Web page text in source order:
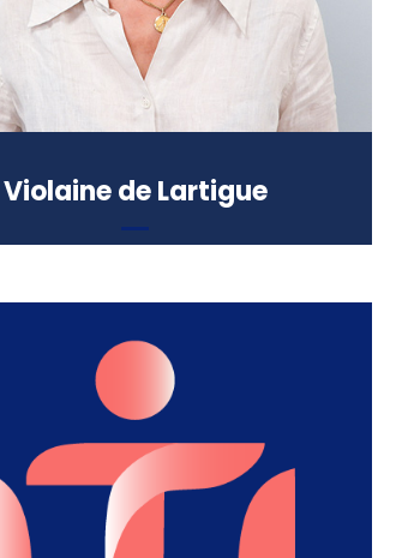
Violaine de Lartigue
Professeur de philosophie
Formation :